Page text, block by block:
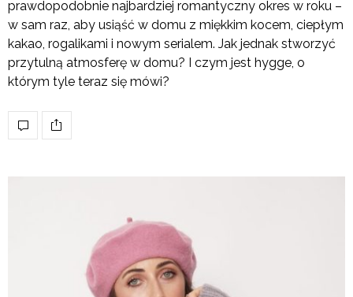
prawdopodobnie najbardziej romantyczny okres w roku –
w sam raz, aby usiąść w domu z miękkim kocem, ciepłym
kakao, rogalikami i nowym serialem. Jak jednak stworzyć
przytulną atmosferę w domu? I czym jest hygge, o
którym tyle teraz się mówi?